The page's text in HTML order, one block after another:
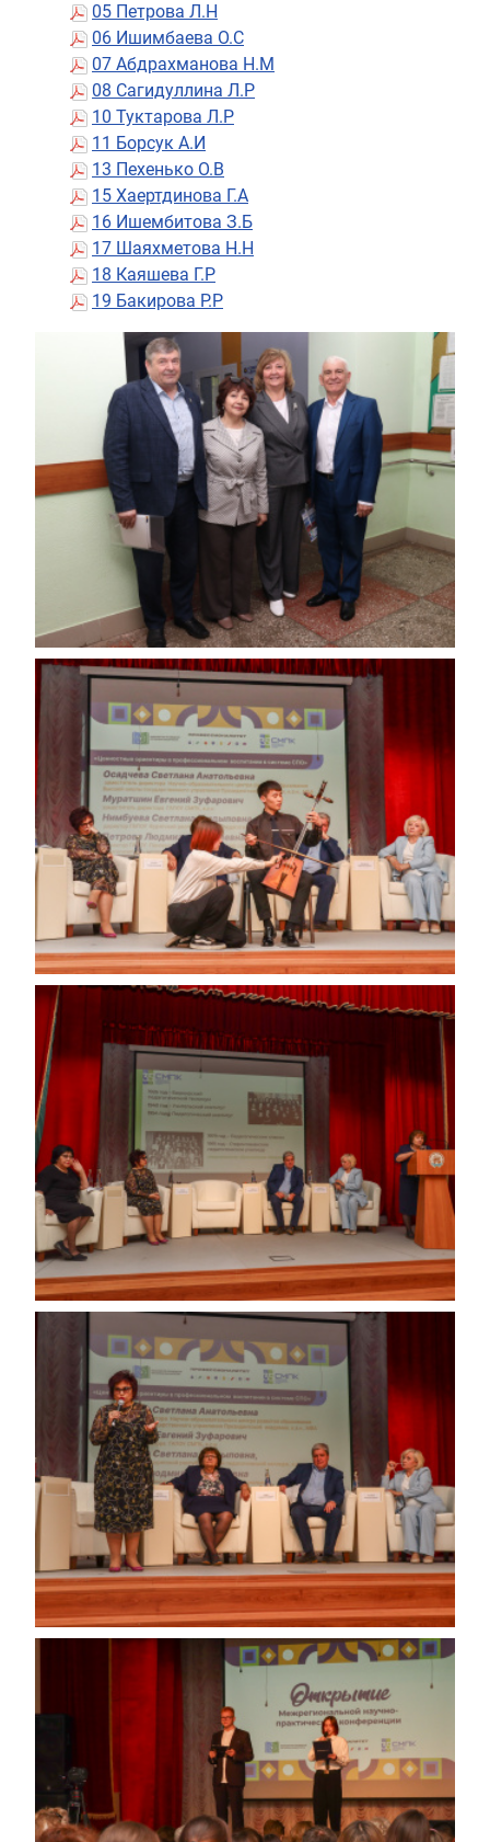
05 Петрова Л.Н
06 Ишимбаева О.С
07 Абдрахманова Н.М
08 Сагидуллина Л.Р
10 Туктарова Л.Р
11 Борсук А.И
13 Пехенько О.В
15 Хаертдинова Г.А
16 Ишембитова З.Б
17 Шаяхметова Н.Н
18 Каяшева Г.Р
19 Бакирова Р.Р